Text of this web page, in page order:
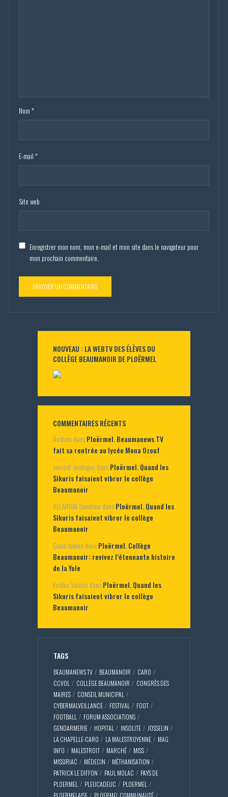
Nom *
E-mail *
Site web
Enregistrer mon nom, mon e-mail et mon site dans le navigateur pour
mon prochain commentaire.
NOUVEAU : LA WEBTV DES ÉLÈVES DU
COLLÈGE BEAUMANOIR DE PLOËRMEL
COMMENTAIRES RÉCENTS
Rostam dansPloërmel. Beaumanews TV
fait sa rentrée au lycée Mona Ozouf
vincent soubigou dansPloërmel. Quand les
Sikuris faisaient vibrer le collège
Beaumanoir
ALLARDIN Sandrine dansPloërmel. Quand les
Sikuris faisaient vibrer le collège
Beaumanoir
Garin fabien dansPloërmel. Collège
Beaumanoir: revivez l’étonnante histoire
de la Yole
Fordos Valérie dansPloërmel. Quand les
Sikuris faisaient vibrer le collège
Beaumanoir
TAGS
BEAUMANEWS TV BEAUMANOIR
CARO
CCVOL
COLLÈGE BEAUMANOIR
CONGRÈS DES
MAIRES
CONSEIL MUNICIPAL
CYBERMALVEILLANCE
FESTIVAL
FOOT
FOOTBALL
FORUM ASSOCIATIONS
GENDARMERIE
HOPITAL INSOLITE
JOSSELIN
LA CHAPELLE-CARO
LA MALESTROYENNE
MAG
INFO
MALESTROIT MARCHÉ
MISS
MISSIRIAC
MÉDECIN
MÉTHANISATION
PATRICK LE DIFFON
PAUL MOLAC
PAYS DE
PLOERMEL
PLEUCADEUC
PLOERMEL